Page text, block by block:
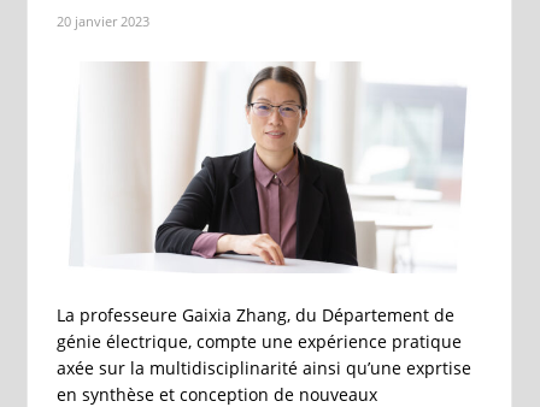
20 janvier 2023
La professeure Gaixia Zhang, du Département de
génie électrique, compte une expérience pratique
axée sur la multidisciplinarité ainsi qu’une exprtise
en synthèse et conception de nouveaux